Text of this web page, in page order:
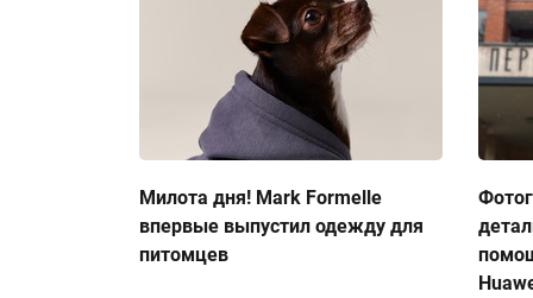
Милота дня! Mark Formelle
впервые выпустил одежду для
питомцев